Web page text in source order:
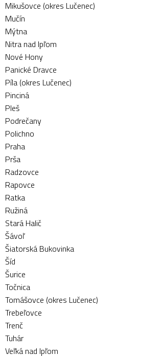
Mikušovce (okres Lučenec)
Mučín
Mýtna
Nitra nad Ipľom
Nové Hony
Panické Dravce
Píla (okres Lučenec)
Pinciná
Pleš
Podrečany
Polichno
Praha
Prša
Radzovce
Rapovce
Ratka
Ružiná
Stará Halič
Šávoľ
Šiatorská Bukovinka
Šíd
Šurice
Točnica
Tomášovce (okres Lučenec)
Trebeľovce
Trenč
Tuhár
Veľká nad Ipľom